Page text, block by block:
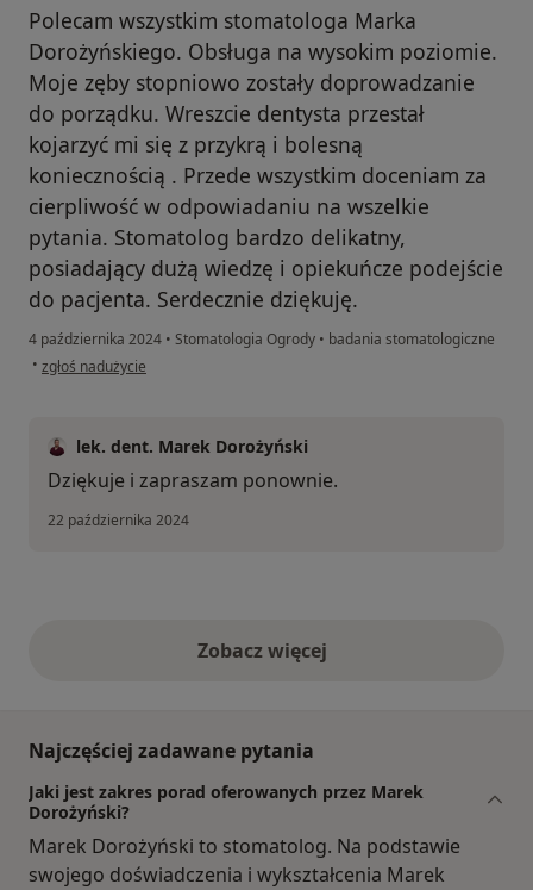
Polecam wszystkim stomatologa Marka
Dorożyńskiego. Obsługa na wysokim poziomie.
Moje zęby stopniowo zostały doprowadzanie
do porządku. Wreszcie dentysta przestał
kojarzyć mi się z przykrą i bolesną
koniecznością . Przede wszystkim doceniam za
cierpliwość w odpowiadaniu na wszelkie
pytania. Stomatolog bardzo delikatny,
posiadający dużą wiedzę i opiekuńcze podejście
do pacjenta. Serdecznie dziękuję.
4 października 2024 • Stomatologia Ogrody • badania stomatologiczne
• w opinii użytkownika Monika F.
zgłoś nadużycie
lek. dent. Marek Dorożyński
Dziękuje i zapraszam ponownie.
22 października 2024
Zobacz więcejopinie powyżej
Najczęściej zadawane pytania
Jaki jest zakres porad oferowanych przez Marek
Dorożyński?
Marek Dorożyński to stomatolog. Na podstawie
swojego doświadczenia i wykształcenia Marek